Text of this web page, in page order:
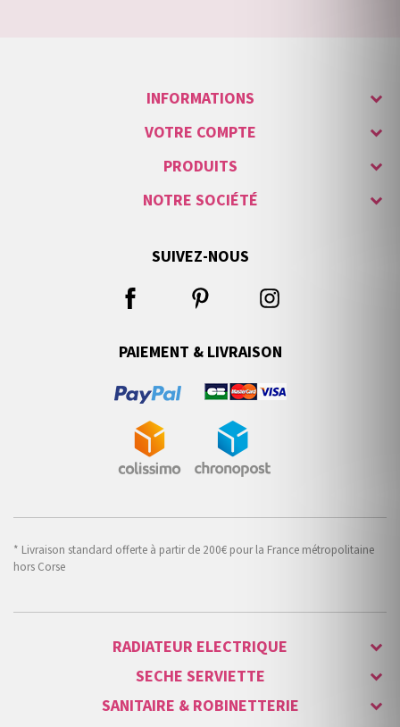
INFORMATIONS
VOTRE COMPTE
PRODUITS
NOTRE SOCIÉTÉ
SUIVEZ-NOUS
PAIEMENT & LIVRAISON
* Livraison standard offerte à partir de 200€ pour la France métropolitaine
hors Corse
RADIATEUR ELECTRIQUE
SECHE SERVIETTE
SANITAIRE & ROBINETTERIE